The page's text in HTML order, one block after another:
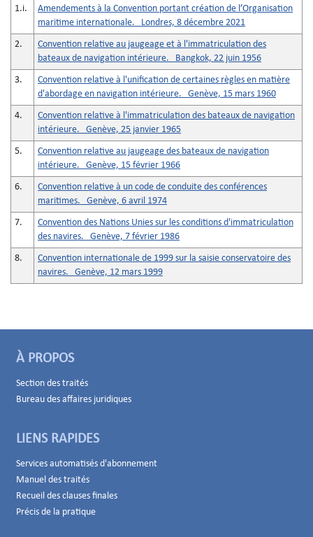
1.i.
Amendements à la Convention portant création de l’Organisation
maritime internationale. Londres, 8 décembre 2021
2.
Convention relative au jaugeage et à l'immatriculation des
bateaux de navigation intérieure. Bangkok, 22 juin 1956
3.
Convention relative à l'unification de certaines règles en matière
d'abordage en navigation intérieure. Genève, 15 mars 1960
4.
Convention relative à l'immatriculation des bateaux de navigation
intérieure. Genève, 25 janvier 1965
5.
Convention relative au jaugeage des bateaux de navigation
intérieure. Genève, 15 février 1966
6.
Convention relative à un code de conduite des conférences
maritimes. Genève, 6 avril 1974
7.
Convention des Nations Unies sur les conditions d'immatriculation
des navires. Genève, 7 février 1986
8.
Convention internationale de 1999 sur la saisie conservatoire des
navires. Genève, 12 mars 1999
À PROPOS
Section des traités
Bureau des affaires juridiques
LIENS RAPIDES
Services automatisés d'abonnement
Manuel des traités
Recueil des clauses finales
Précis de la pratique